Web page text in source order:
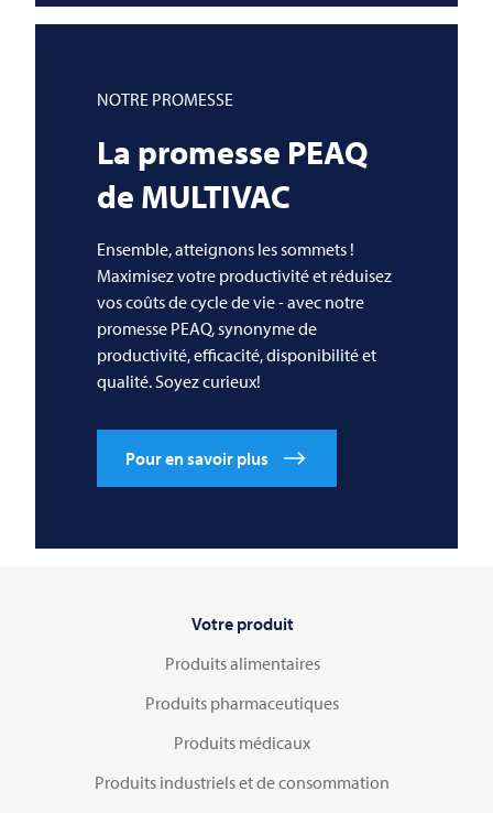
NOTRE PROMESSE
La promesse PEAQ
de MULTIVAC
Ensemble, atteignons les sommets !
Maximisez votre productivité et réduisez
vos coûts de cycle de vie - avec notre
promesse PEAQ, synonyme de
productivité, efficacité, disponibilité et
qualité. Soyez curieux!
Pour en savoir plus
Votre produit
Produits alimentaires
Produits pharmaceutiques
Produits médicaux
Produits industriels et de consommation